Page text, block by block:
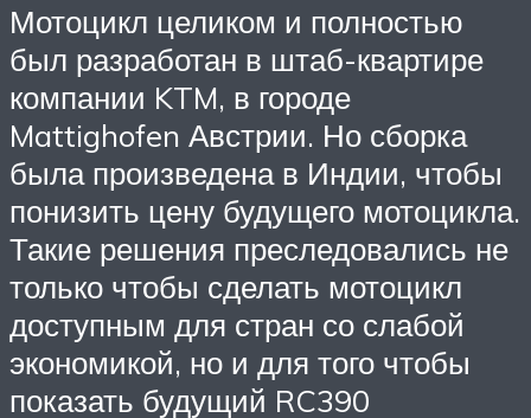
Мотоцикл целиком и полностью
был разработан в штаб-квартире
компании KTM, в городе
Mattighofen Австрии. Но сборка
была произведена в Индии, чтобы
понизить цену будущего мотоцикла.
Такие решения преследовались не
только чтобы сделать мотоцикл
доступным для стран со слабой
экономикой, но и для того чтобы
показать будущий RC390